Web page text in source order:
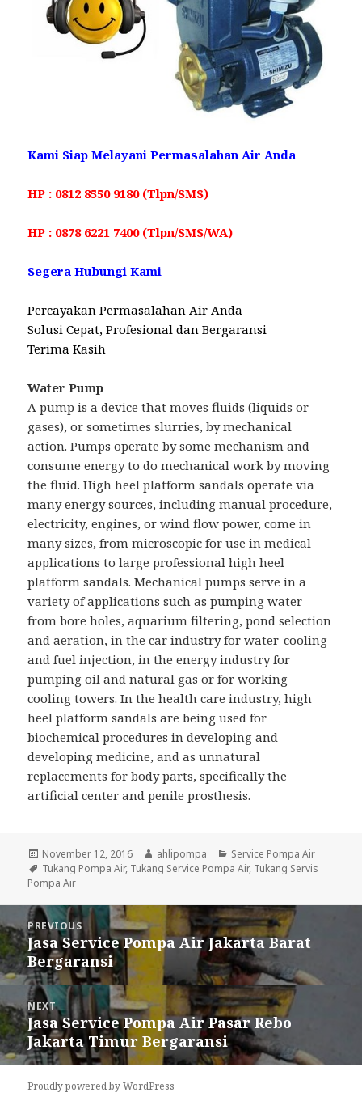
Kami Siap Melayani Permasalahan Air Anda
HP : 0812 8550 9180 (Tlpn/SMS)
HP : 0878 6221 7400 (Tlpn/SMS/WA)
Segera Hubungi Kami
Percayakan Permasalahan Air Anda
Solusi Cepat, Profesional dan Bergaransi
Terima Kasih
Water Pump
A pump is a device that moves fluids (liquids or
gases), or sometimes slurries, by mechanical
action. Pumps operate by some mechanism and
consume energy to do mechanical work by moving
the fluid. High heel platform sandals operate via
many energy sources, including manual procedure,
electricity, engines, or wind flow power, come in
many sizes, from microscopic for use in medical
applications to large professional high heel
platform sandals. Mechanical pumps serve in a
variety of applications such as pumping water
from bore holes, aquarium filtering, pond selection
and aeration, in the car industry for water-cooling
and fuel injection, in the energy industry for
pumping oil and natural gas or for working
cooling towers. In the health care industry, high
heel platform sandals are being used for
biochemical procedures in developing and
developing medicine, and as unnatural
replacements for body parts, specifically the
artificial center and penile prosthesis.
Posted
on
November 12, 2016 Author
ahlipompa Categories
Service Pompa Air
Tags
Tukang Pompa Air, Tukang Service Pompa Air, Tukang Servis
Pompa Air
Post
navigation
PREVIOUS
Previous
post:
Jasa Service Pompa Air Jakarta Barat
Bergaransi
NEXT
Next
post:
Jasa Service Pompa Air Pasar Rebo
Jakarta Timur Bergaransi
Proudly powered by WordPress